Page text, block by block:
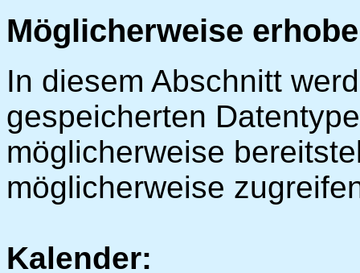
Möglicherweise
In diesem Abschnitt
gespeicherten
möglicherweise
möglicherweise
Kalender: